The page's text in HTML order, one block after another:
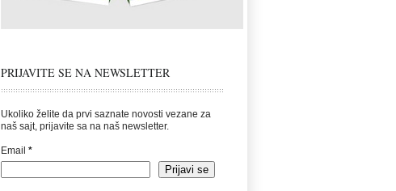
PRIJAVITE SE NA NEWSLETTER
Ukoliko želite da prvi saznate novosti vezane za
naš sajt, prijavite sa na naš newsletter.
Email *